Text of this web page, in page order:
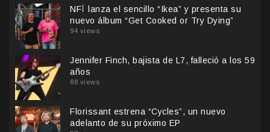
NFÏ lanza el sencillo “Ikea” y presenta su
nuevo álbum “Get Cooked or Try Dying”
94 views
Jennifer Finch, bajista de L7, falleció a los 59
años
88 views
Florissant estrena “Cycles”, un nuevo
adelanto de su próximo EP